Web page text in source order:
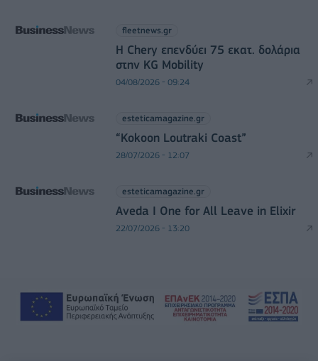
fleetnews.gr
Η Chery επενδύει 75 εκατ. δολάρια
στην KG Mobility
04/08/2026 - 09:24
esteticamagazine.gr
“Kokoon Loutraki Coast”
28/07/2026 - 12:07
esteticamagazine.gr
Aveda I One for All Leave in Elixir
22/07/2026 - 13:20